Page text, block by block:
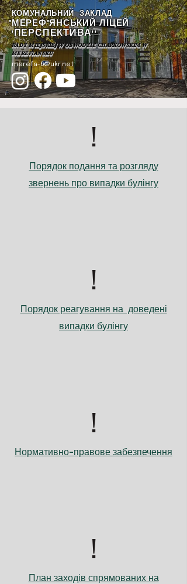
КОМУНАЛЬНИЙ ЗАКЛАД
"МЕРЕФ'ЯНСЬКИЙ ЛІЦЕЙ
"ПЕРСПЕКТИВА""
RADY MIEJSKIEJ W OBWODZIE CHARKOWSKIM W
MEREFIANSKU
merefa-6@ukr.net
!
Порядок подання та розгляду
звернень про випадки булінгу
!
Порядок реагування на доведені
випадки булінгу
!
Нормативно-правове забезпечення
!
План заходів спрямованих на